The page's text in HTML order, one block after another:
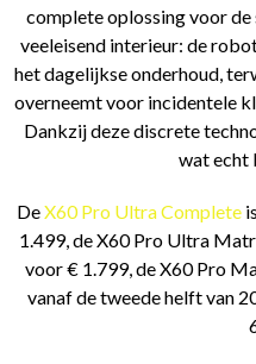
complete oplossing voor
veeleisend interieur: de
het dagelijkse onderhoud,
overneemt voor incidentele
Dankzij deze discrete
wat echt
DeX60 Pro Ultra Complete
1.499, de X60 Pro Ultra
voor € 1.799, de X60 Pro
vanaf de tweede helft van